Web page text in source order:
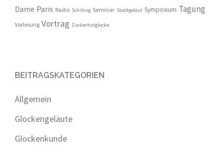
Dame Paris Radio Schilling Seminar Stadtgeläut Symposium Tagung
Vorlesung Vortrag Zuckerhutglocke
BEITRAGSKATEGORIEN
Allgemein
Glockengeläute
Glockenkunde